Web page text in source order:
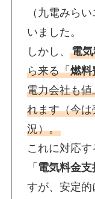
（九電みら
いました。
しかし、 電
ら来る「燃料
電力会社も
れます（今
況）。
これに対応
「 電気料金支
すが、安定